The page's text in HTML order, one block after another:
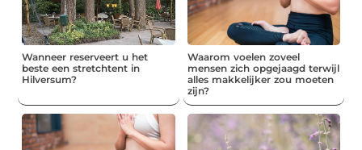
Wanneer reserveert u het
beste een stretchtent in
Hilversum?
Waarom voelen zoveel
mensen zich opgejaagd terwijl
alles makkelijker zou moeten
zijn?